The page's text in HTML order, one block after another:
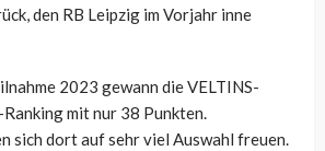
den RB Leipzig im Vorjahr inne
2023 gewann die VELTINS-
mit nur 38 Punkten.
sich dort auf sehr viel Auswahl freuen.